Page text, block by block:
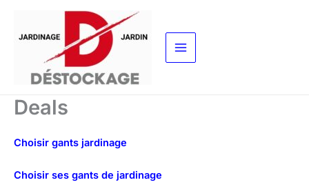
contenu
Deals
Choisir gants jardinage
Choisir ses gants de jardinage